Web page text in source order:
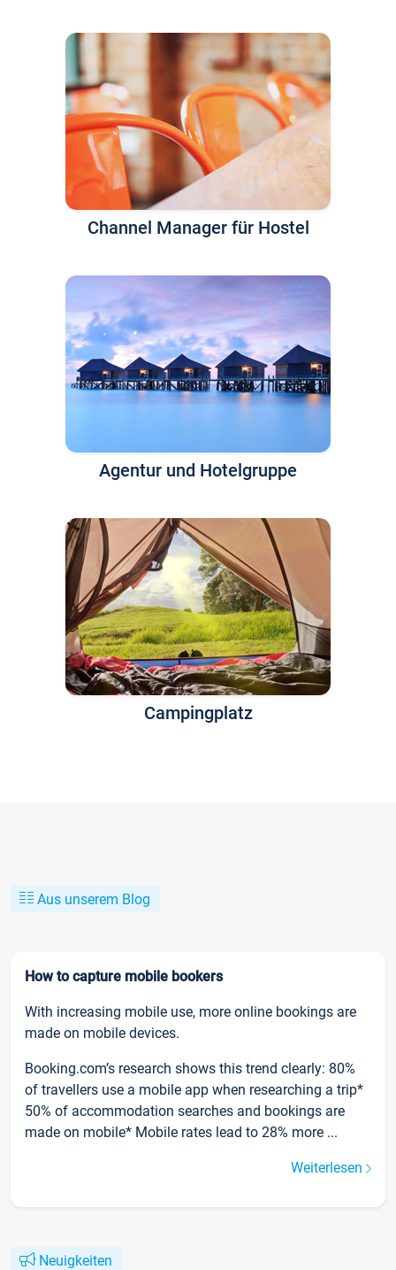
Channel Manager für Hostel
Agentur und Hotelgruppe
Campingplatz
Aus unserem Blog
How to capture mobile bookers
With increasing mobile use, more online bookings are
made on mobile devices.
Booking.com’s research shows this trend clearly: 80%
of travellers use a mobile app when researching a trip*
50% of accommodation searches and bookings are
made on mobile* Mobile rates lead to 28% more ...
Weiterlesen
Neuigkeiten